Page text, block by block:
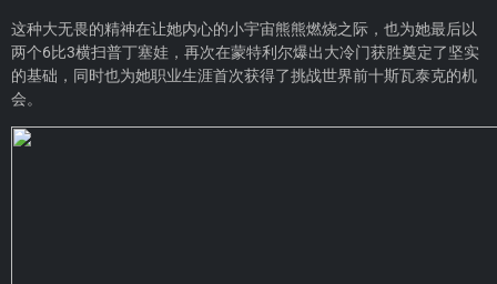
这种大无畏的精神在让她内心的小宇宙熊熊燃烧之际，也为她最后以
两个6比3横扫普丁塞娃，再次在蒙特利尔爆出大冷门获胜奠定了坚实
的基础，同时也为她职业生涯首次获得了挑战世界前十斯瓦泰克的机
会。